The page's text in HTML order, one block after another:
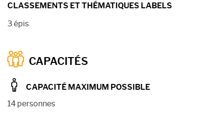
CLASSEMENTS ET THÉMATIQUES LABELS
3 épis
CAPACITÉS
CAPACITÉ MAXIMUM POSSIBLE
14 personnes